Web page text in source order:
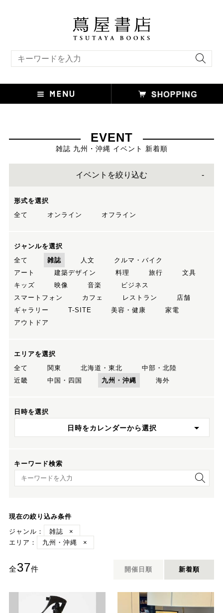
EVENT
雑誌 九州・沖縄 イベント 新着順
イベントを絞り込む
形式を選択
全て
オンライン オフライン
ジャンルを選択
全て
雑誌 人文
クルマ・バイク
アート
建築デザイン 料理 旅行
文具
キッズ
映像 音楽
ビジネス
スマートフォン
カフェ レストラン
店舗
ギャラリー
T-SITE 美容・健康
家電
アウトドア
エリアを選択
全て
関東 北海道・東北
中部・北陸
近畿
中国・四国 九州・沖縄 海外
日時を選択
日時をカレンダーから選択
キーワード検索
キーワード検索
現在の絞り込み条件
ジャンル：
雑誌
×
エリア：
九州・沖縄 ×
全37件 開催日順 新着順